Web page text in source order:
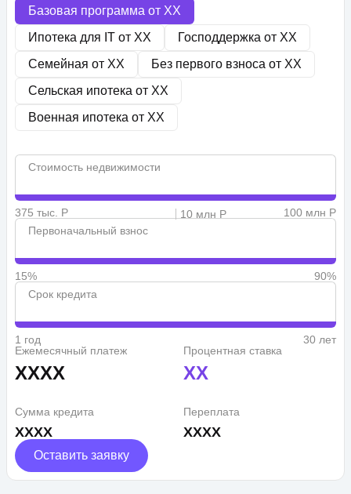
Базовая программа от XX
Ипотека для IT от XX Господдержка от XX
Семейная от XX Без первого взноса от XX
Сельская ипотека от XX
Военная ипотека от XX
Стоимость недвижимости
375 тыс. Р 10 млн Р
100 млн Р
Первоначальный взнос
15%
90%
Срок кредита
1 год
30 лет
Ежемесячный платеж
XXXX
Процентная ставка
XX
Сумма кредита
XXXX
Переплата
XXXX
Оставить заявку